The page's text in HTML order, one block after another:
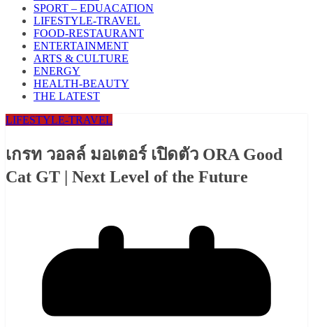
SPORT – EDUACATION
LIFESTYLE​-TRAVEL​
FOOD-RESTAURANT
ENTERTAINMENT
ARTS & CULTURE
ENERGY
HEALTH​-BEAUTY
THE LATEST
LIFESTYLE​-TRAVEL​
เกรท วอลล์ มอเตอร์ เปิดตัว ORA Good
Cat GT | Next Level of the Future